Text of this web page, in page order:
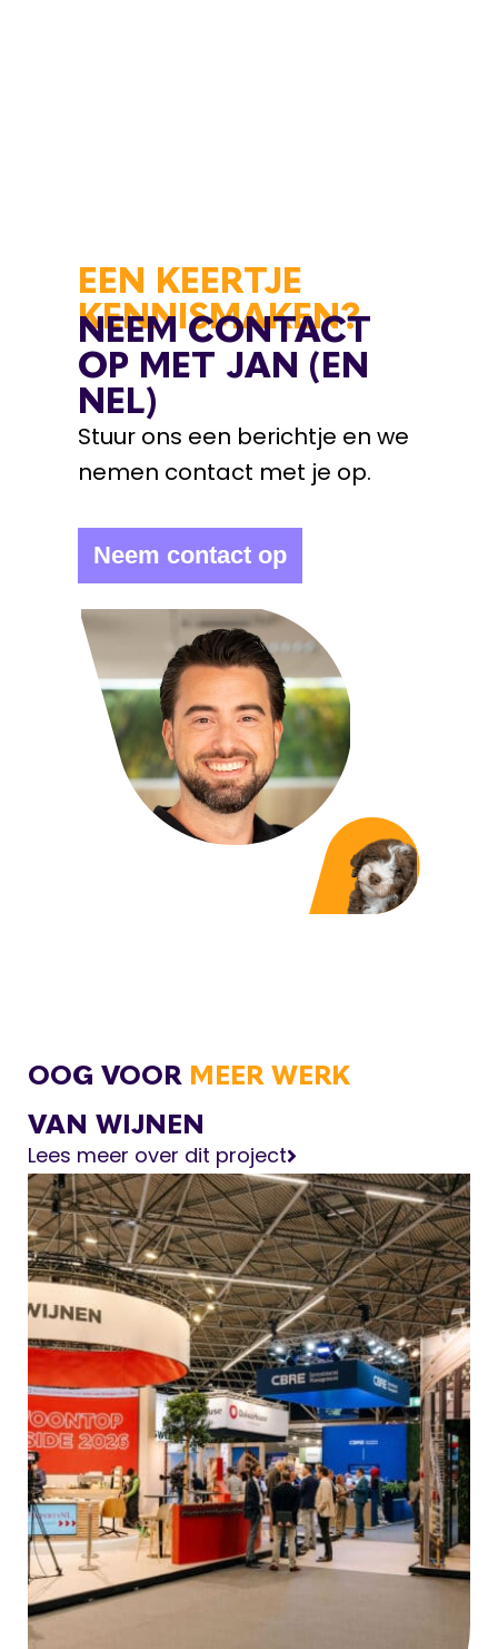
EEN KEERTJE
KENNISMAKEN?
NEEM CONTACT
OP MET JAN (EN
NEL)
Stuur ons een berichtje en we
nemen contact met je op.
Neem contact op
OOG VOOR MEER WERK
VAN WIJNEN
Lees meer over dit project